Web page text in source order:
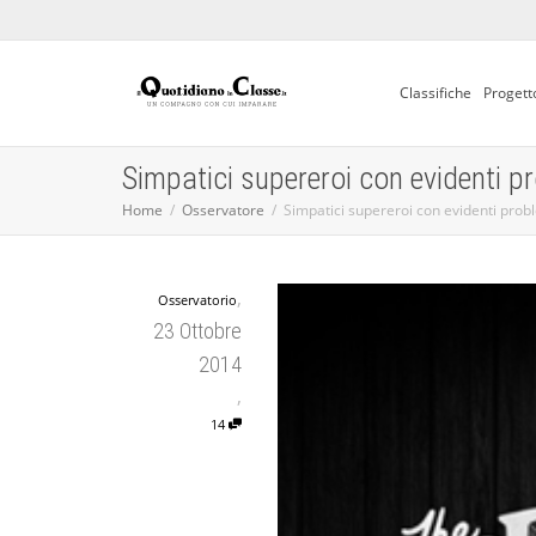
Classifiche
Simpatici supereroi con evidenti
Home Osservatore Simpatici supereroi con evidenti
Osservatorio,
23 Ottobre
2014
,
14